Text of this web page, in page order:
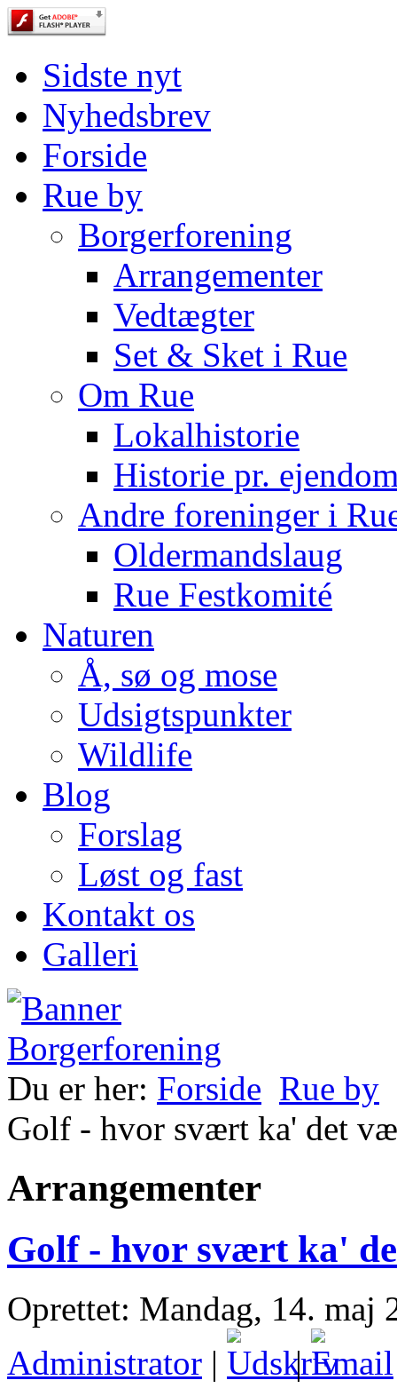
Sidste nyt
Nyhedsbrev
Forside
Rue by
Borgerforening
Arrangementer
Vedtægter
Set & Sket i Rue
Om Rue
Lokalhistorie
Historie pr.
Andre foreninger i
Oldermandslaug
Rue Festkomité
Naturen
Å, sø og mose
Udsigtspunkter
Wildlife
Blog
Forslag
Løst og fast
Kontakt os
Galleri
Du er her: Forside Rue by
Golf - hvor svært ka' det
Arrangementer
Golf - hvor svært ka'
Oprettet: Mandag, 14. maj
Administrator | |